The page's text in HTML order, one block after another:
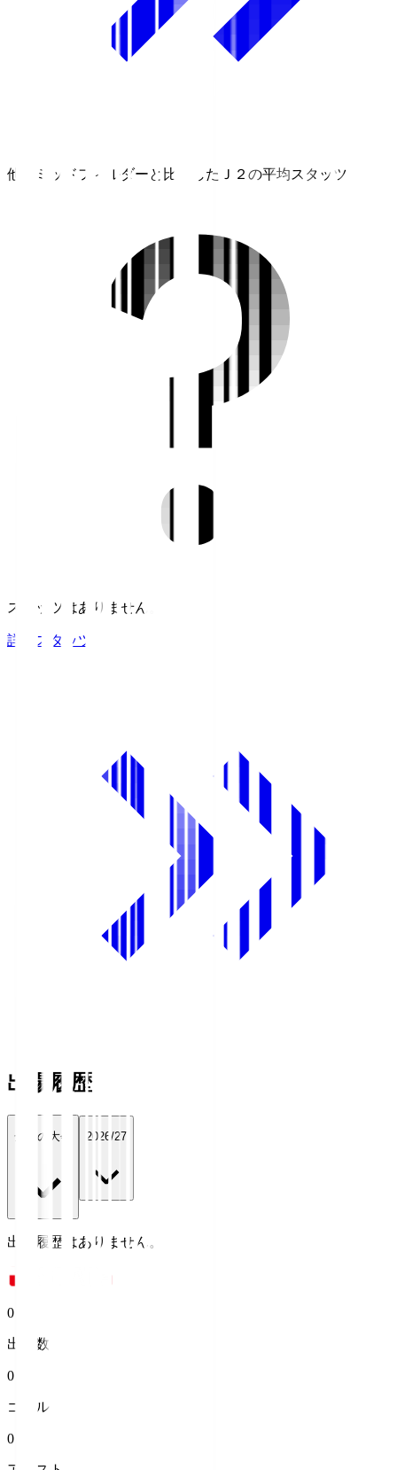
他のミッドフィルダーと比較したＪ２の平均スタッツ
スタッツはありません。
詳細スタッツ
出場履歴
全ての大会 2026/27
出場履歴はありません。
0
出場数
0
ゴール
0